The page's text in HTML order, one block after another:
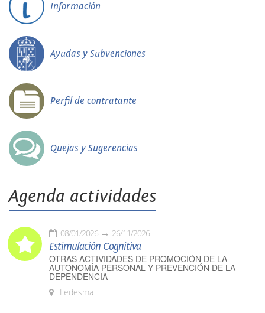
Información
Ayudas y Subvenciones
Perfil de contratante
Quejas y Sugerencias
Agenda actividades
08/01/2026 26/11/2026
Estimulación Cognitiva
OTRAS ACTIVIDADES DE PROMOCIÓN DE LA
AUTONOMÍA PERSONAL Y PREVENCIÓN DE LA
DEPENDENCIA
Ledesma